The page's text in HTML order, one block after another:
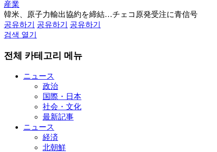
産業
韓米、原子力輸出協約を締結…チェコ原発受注に青信号
공유하기
공유하기
공유하기
검색 열기
전체 카테고리 메뉴
ニュース
政治
国際・日本
社会・文化
最新記事
ニュース
経済
北朝鮮